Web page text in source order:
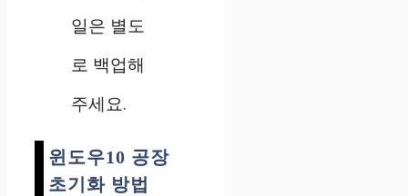
일은 별도
로 백업해
주세요.
윈도우10 공장
초기화 방법